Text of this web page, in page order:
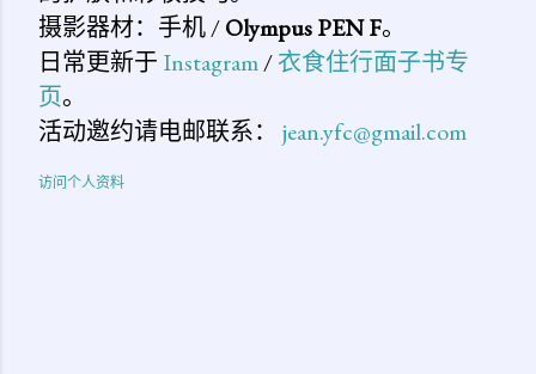
摄影器材：手机 /Olympus PEN F。
日常更新于 Instagram/衣食住行面子书专
页。
活动邀约请电邮联系： jean.yfc@gmail.com
访问个人资料